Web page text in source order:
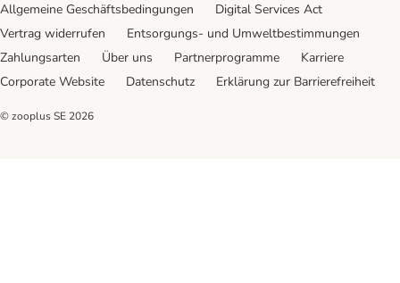
Allgemeine Geschäftsbedingungen
Digital Services Act
Vertrag widerrufen
Entsorgungs- und Umweltbestimmungen
Zahlungsarten
Über uns Partnerprogramme
Karriere
Corporate Website
Datenschutz Erklärung zur Barrierefreiheit
© zooplus SE 2026